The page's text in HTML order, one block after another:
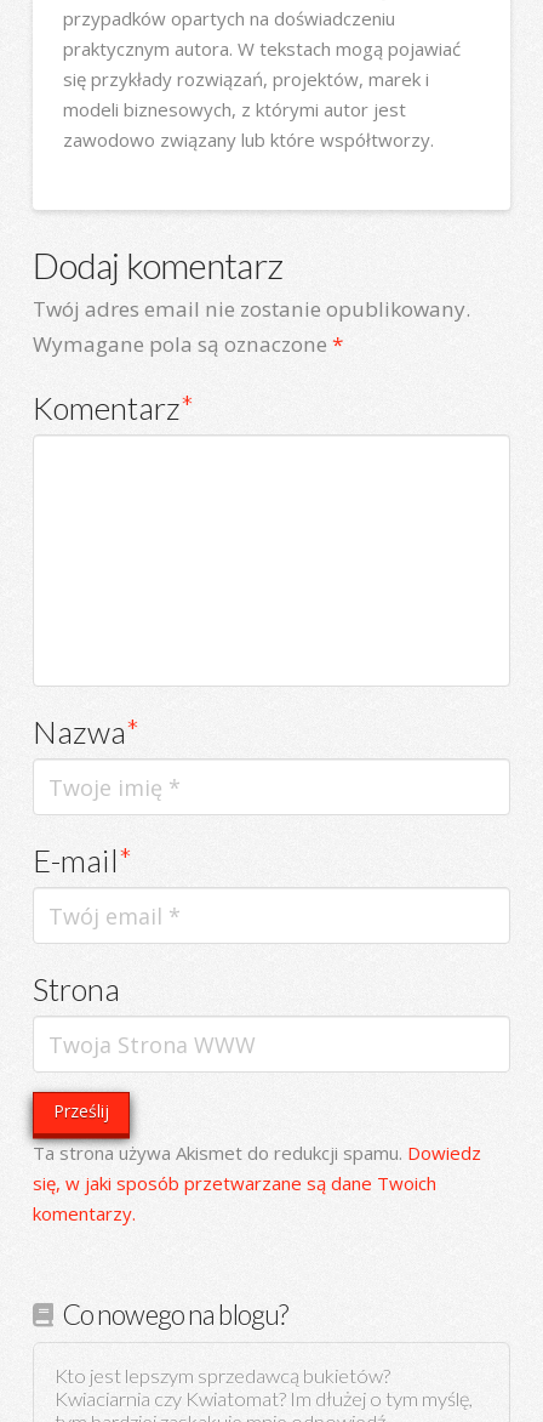
przypadków opartych na doświadczeniu
praktycznym autora. W tekstach mogą pojawiać
się przykłady rozwiązań, projektów, marek i
modeli biznesowych, z którymi autor jest
zawodowo związany lub które współtworzy.
Dodaj komentarz
Twój adres email nie zostanie opublikowany.
Wymagane pola są oznaczone *
Komentarz*
Nazwa*
E-mail*
Strona
Ta strona używa Akismet do redukcji spamu. Dowiedz
się, w jaki sposób przetwarzane są dane Twoich
komentarzy.
Co nowego na blogu?
Kto jest lepszym sprzedawcą bukietów?
Kwiaciarnia czy Kwiatomat? Im dłużej o tym myślę,